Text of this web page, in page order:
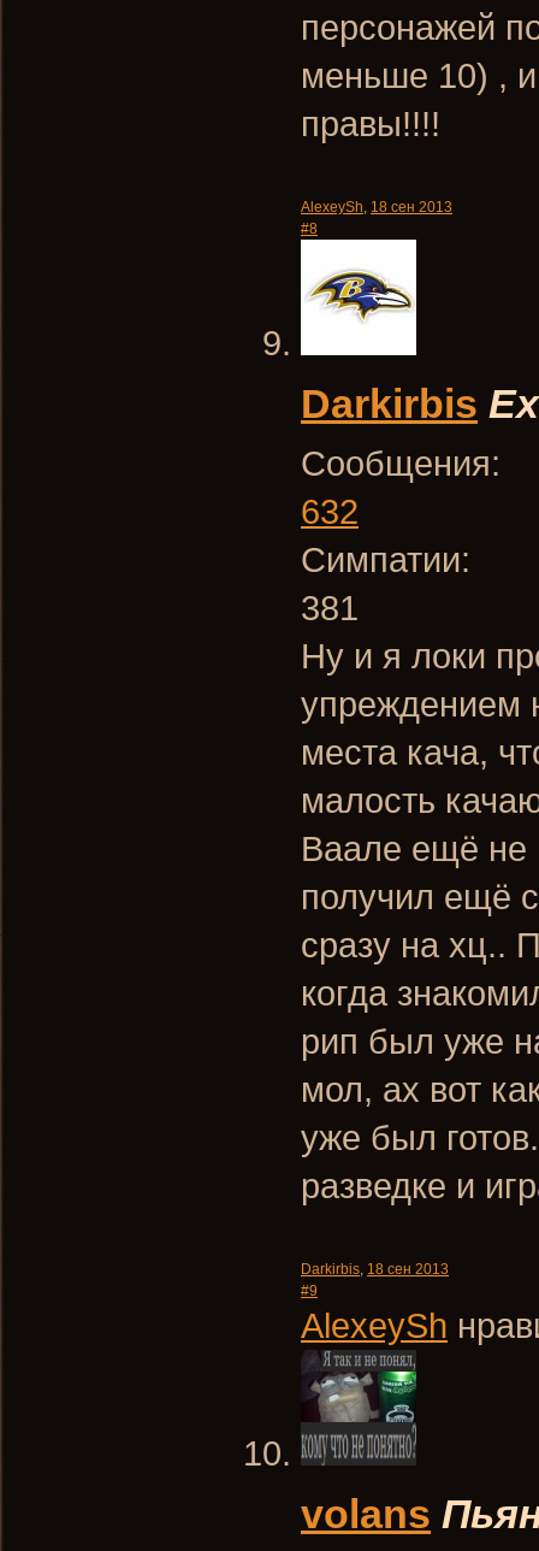
персонажей
меньше 10) ,
правы!!!!
AlexeySh, 18 сен 2013
#8
Darkirbis
Сообщения:
632
Симпатии:
381
Ну и я локи
упреждением
места кача,
малость
Ваале ещё не
получил ещё
сразу на хц..
когда
рип был уже
мол, ах вот
уже был
разведке и
Darkirbis, 18 сен 2013
#9
AlexeySh
volans